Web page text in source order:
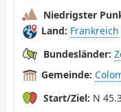
Niedrigster
Land: Frankreich
Bundesländer:
Gemeinde:
Start/Ziel: N